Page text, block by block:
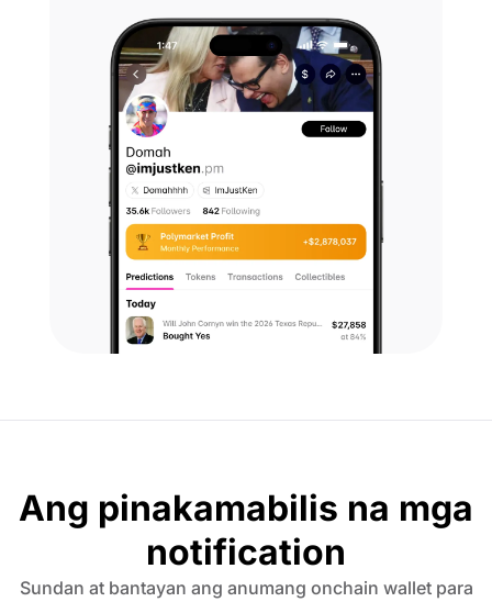
Ang pinakamabilis na mga
notification
Sundan at bantayan ang anumang onchain wallet para